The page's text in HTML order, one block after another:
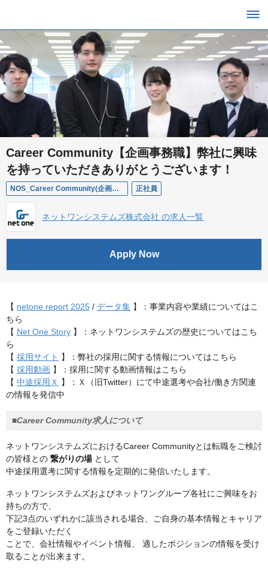
Career Community【企画事務職】弊社に興味
を持っていただきありがとうございます！
NOS_Career Community(企画事務) 正社員
ネットワンシステムズ株式会社 の求人一覧
Apply Now
【 netone report 2025 / データ集 】：事業内容や業績についてはこ
ちら
【 Net One Story 】：ネットワンシステムズの歴史についてはこち
ら
【 採用サイト 】：弊社の採用に関する情報についてはこちら
【 採用動画 】：採用に関する動画情報はこちら
【 中途採用Ｘ 】：Ｘ（旧Twitter）にて中途選考や会社/働き方関連
の情報を発信中
■Career Community求人について
ネットワンシステムズにおけるCareer Communityとは転職をご検討
の皆様との 繋がりの場として
中途採用選考に関する情報を定期的に発信いたします。
ネットワンシステムズおよびネットワングループ各社にご興味をお
持ちの方で、
下記3点のいずれかに該当される場合、ご自身の基本情報とキャリア
をご登録いただく
ことで、会社情報やイベント情報、 適したポジションの情報を受け
取ることが出来ます。